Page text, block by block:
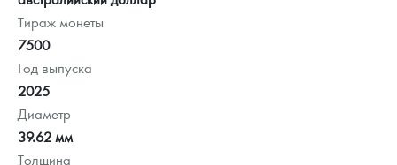
Тираж монеты
7500
Год выпуска
2025
Диаметр
39.62 мм
Толщина